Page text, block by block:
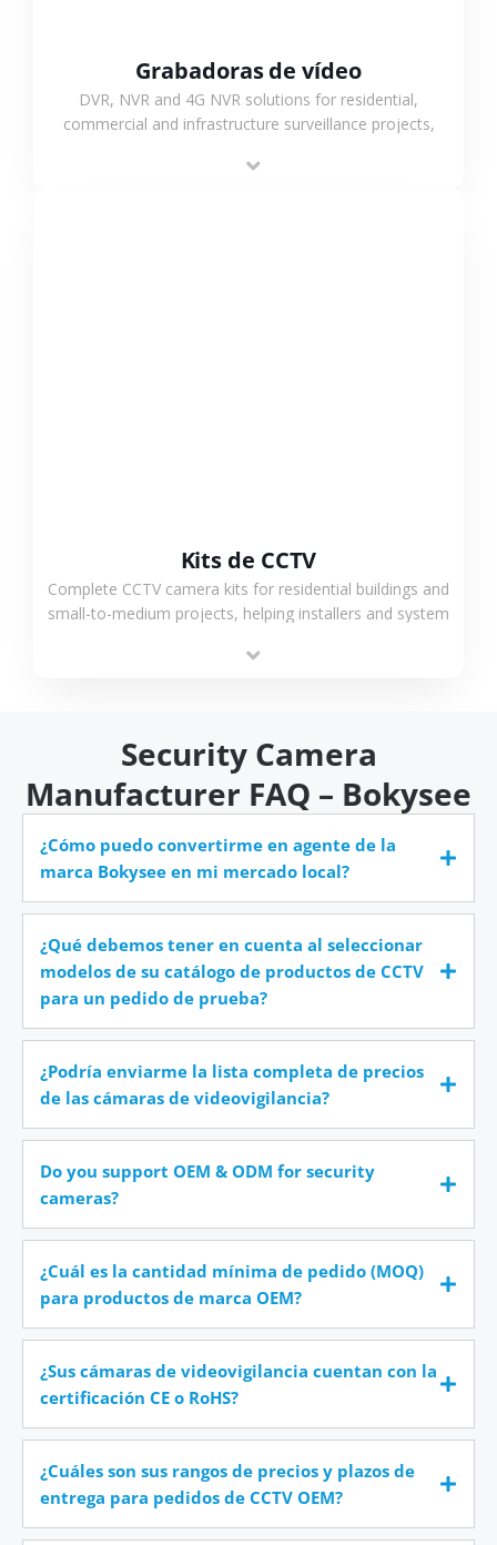
Grabadoras de vídeo
DVR, NVR and 4G NVR solutions for residential,
commercial and infrastructure surveillance projects,
Kits de CCTV
Complete CCTV camera kits for residential buildings and
small-to-medium projects, helping installers and system
time.
Security Camera
Manufacturer FAQ – Bokysee
¿Cómo puedo convertirme en agente de la
marca Bokysee en mi mercado local?
¿Qué debemos tener en cuenta al seleccionar
modelos de su catálogo de productos de CCTV
para un pedido de prueba?
¿Podría enviarme la lista completa de precios
de las cámaras de videovigilancia?
Do you support OEM & ODM for security
cameras?
¿Cuál es la cantidad mínima de pedido (MOQ)
para productos de marca OEM?
¿Sus cámaras de videovigilancia cuentan con la
certificación CE o RoHS?
¿Cuáles son sus rangos de precios y plazos de
entrega para pedidos de CCTV OEM?